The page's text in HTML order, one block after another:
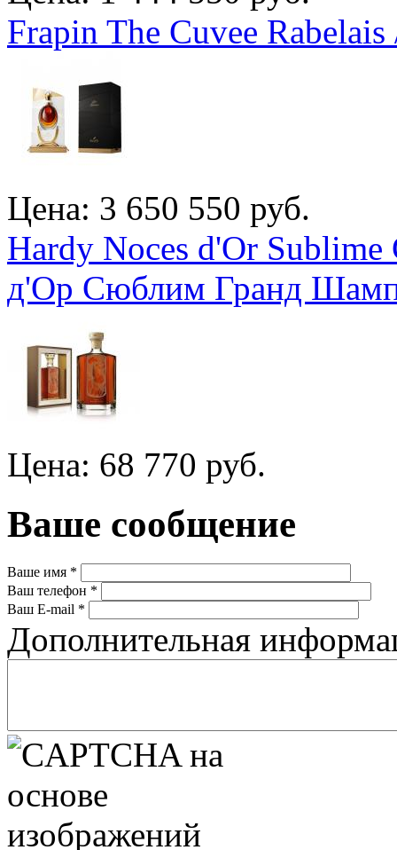
Frapin The Cuvee
Цена: 3 650 550 руб.
Hardy Noces d'Or
д'Ор Сюблим Гранд
Цена: 68 770 руб.
Ваше сообщение
Ваше имя *
Ваш телефон *
Ваш E-mail *
Дополнительная